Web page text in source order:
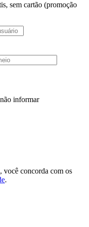
sem cartão (promoção
informar
você concorda com os
.